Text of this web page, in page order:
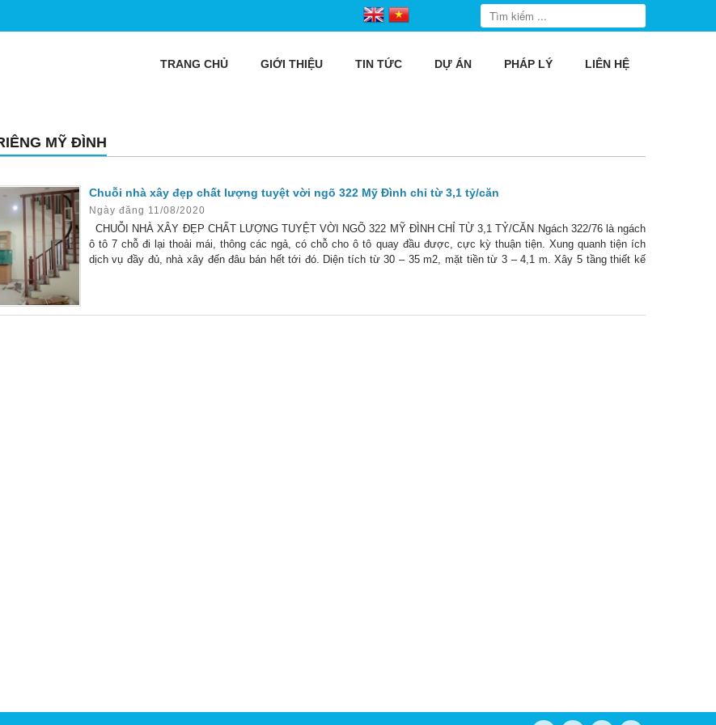
TRANG CHỦ GIỚI THIỆU TIN TỨC DỰ ÁN PHÁP LÝ LIÊN HỆ
MỸ ĐÌNH
Chuỗi nhà xây đẹp chất lượng tuyệt vời ngõ 322 Mỹ Đình chỉ từ 3,1 tỷ/căn
Ngày đăng 11/08/2020
CHUỖI NHÀ XÂY ĐẸP CHẤT LƯỢNG TUYỆT VỜI NGÕ 322 MỸ ĐÌNH CHỈ TỪ 3,1 TỶ/CĂN Ngách 322/76 là ngách
ô tô 7 chỗ đi lại thoải mái, thông các ngả, có chỗ cho ô tô quay đầu được, cực kỳ thuận tiện. Xung quanh tiện ích
dịch vụ đầy đủ, nhà xây đến đâu bán hết tới đó. Diện tích từ 30 – 35 m2, mặt tiền từ 3 – 4,1 m. Xây 5 tầng thiết kế